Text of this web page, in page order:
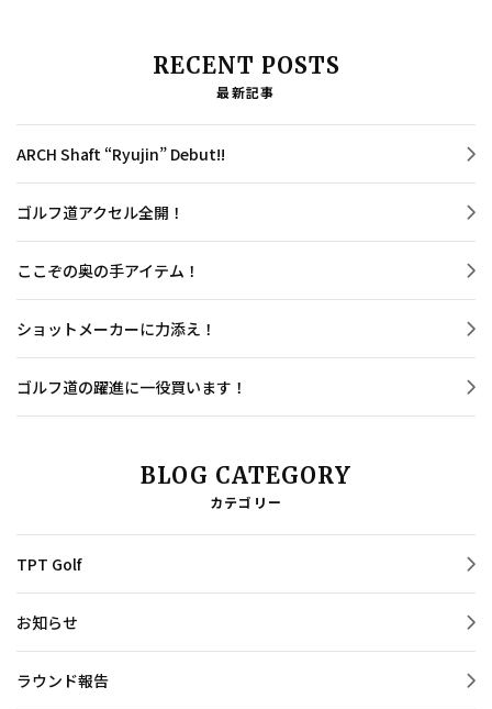
RECENT POSTS
最新記事
ARCH Shaft “Ryujin” Debut!!
ゴルフ道アクセル全開！
ここぞの奥の手アイテム！
ショットメーカーに力添え！
ゴルフ道の躍進に一役買います！
BLOG CATEGORY
カテゴリー
TPT Golf
お知らせ
ラウンド報告